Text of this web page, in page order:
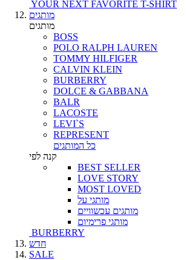
YOUR NEXT FAVORITE T-SHIRT
מותגים
מותגים
BOSS
POLO RALPH LAUREN
TOMMY HILFIGER
CALVIN KLEIN
BURBERRY
DOLCE & GABBANA
BALR
LACOSTE
LEVI`S
REPRESENT
כל המותגים
קנה לפי
BEST SELLER
LOVE STORY
MOST LOVED
מותגי על
מותגים עכשוויים
מותגי פרימיום
BURBERRY
חדש
SALE